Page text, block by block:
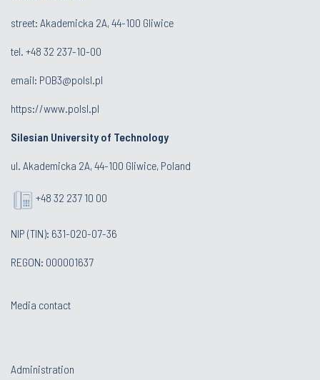
street: Akademicka 2A, 44-100 Gliwice
tel. +48 32 237-10-00
email: POB3@polsl.pl
https://www.polsl.pl
Silesian University of Technology
ul. Akademicka 2A, 44-100 Gliwice, Poland
+48 32 237 10 00
NIP (TIN): 631-020-07-36
REGON: 000001637
Media contact
Administration